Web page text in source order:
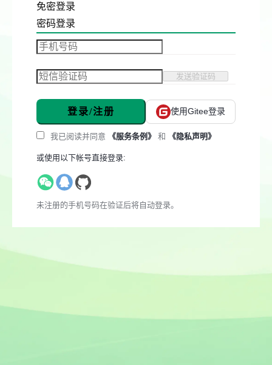
免密登录
密码登录
发送验证码
登录/注册 使用Gitee登录
我已阅读并同意 《服务条例》 和 《隐私声明》
或使用以下帐号直接登录:
未注册的手机号码在验证后将自动登录。